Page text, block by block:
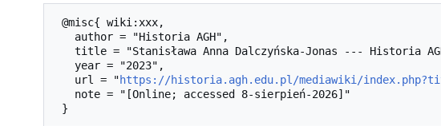
   url = "
https://historia.agh.edu.pl/mediawiki/